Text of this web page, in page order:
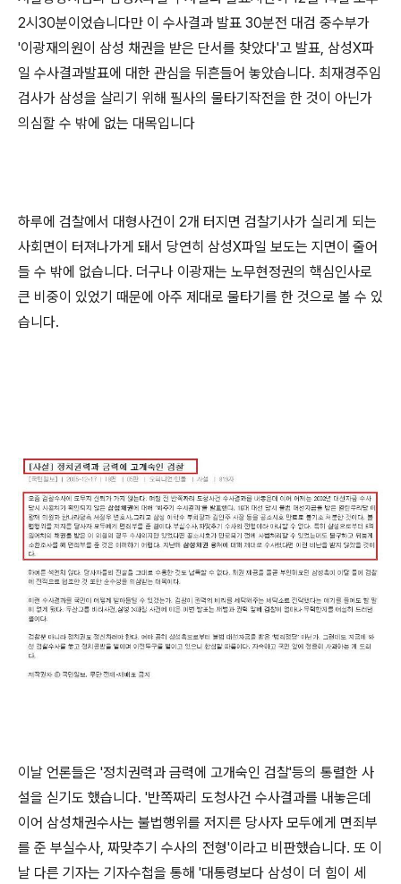
2시30분이었습니다만 이 수사결과 발표 30분전 대검 중수부가
'이광재의원이 삼성 채권을 받은 단서를 찾았다'고 발표, 삼성X파
일 수사결과발표에 대한 관심을 뒤흔들어 놓았습니다. 최재경주임
검사가 삼성을 살리기 위해 필사의 물타기작전을 한 것이 아닌가
의심할 수 밖에 없는 대목입니다
하루에 검찰에서 대형사건이 2개 터지면 검찰기사가 실리게 되는
사회면이 터져나가게 돼서 당연히 삼성X파일 보도는 지면이 줄어
들 수 밖에 없습니다. 더구나 이광재는 노무현정권의 핵심인사로
큰 비중이 있었기 때문에 아주 제대로 물타기를 한 것으로 볼 수 있
습니다.
이날 언론들은 '정치권력과 금력에 고개숙인 검찰'등의 통렬한 사
설을 싣기도 했습니다. '반쪽짜리 도청사건 수사결과를 내놓은데
이어 삼성채권수사는 불법행위를 저지른 당사자 모두에게 면죄부
를 준 부실수사, 짜맞추기 수사의 전형'이라고 비판했습니다. 또 이
날 다른 기자는 기자수첩을 통해 '대통령보다 삼성이 더 힘이 세